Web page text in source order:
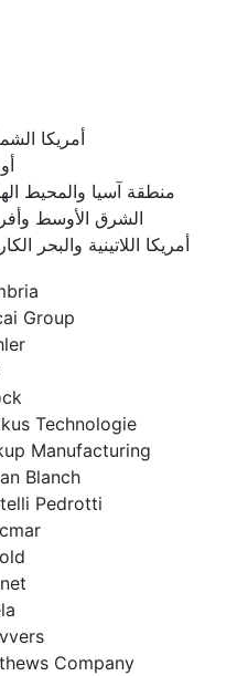
أمريكا
منطقة آسيا والمحيط
الشرق الأوسط
أمريكا اللاتينية والبحر
Group
Technologie
Manufacturing
Blanch
Pedrotti
Company